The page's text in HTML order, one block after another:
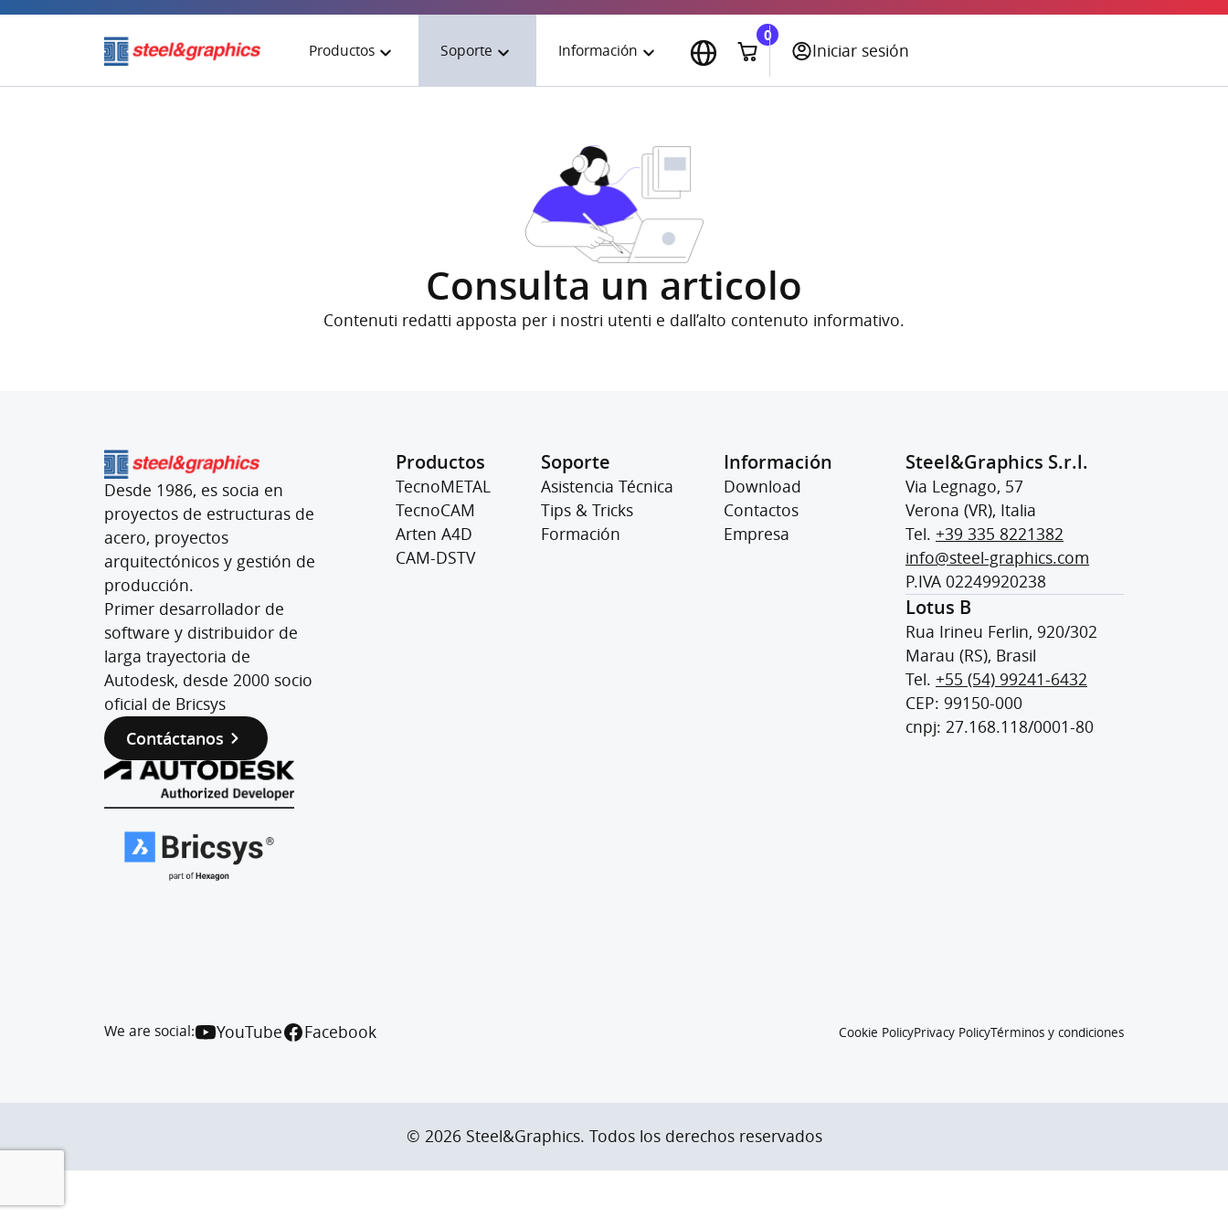
Productos Soporte Información
Contactos
Empresa
Español
Portuguese
0
Iniciar sesión
Consulta un articolo
Contenuti redatti apposta per i nostri utenti e dall’alto contenuto informativo.
Desde 1986, es socia en
proyectos de estructuras de
acero, proyectos
arquitectónicos y gestión de
producción.
Primer desarrollador de
software y distribuidor de
larga trayectoria de
Autodesk, desde 2000 socio
oficial de Bricsys
Contáctanos
Productos
TecnoMETAL
TecnoCAM
Arten A4D
CAM-DSTV
Soporte
Asistencia Técnica
Tips & Tricks
Formación
Información
Download
Contactos
Empresa
Steel&Graphics S.r.l.
Via Legnago, 57
Verona (VR), Italia
Tel. +39 335 8221382
info@steel-graphics.com
P.IVA 02249920238
Lotus B
Rua Irineu Ferlin, 920/302
Marau (RS), Brasil
Tel. +55 (54) 99241-6432
CEP: 99150-000
cnpj: 27.168.118/0001-80
We are social: YouTube Facebook Cookie PolicyPrivacy PolicyTérminos y condiciones
© 2026 Steel&Graphics. Todos los derechos reservados